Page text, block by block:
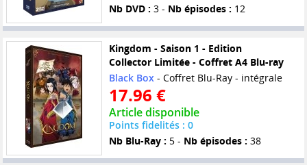
Nb DVD : 3 - Nb épisodes : 12
Kingdom - Saison 1 - Edition
Collector Limitée - Coffret A4 Blu-ray
Black Box- Coffret Blu-Ray - intégrale
17.96 €
Article disponible
Points fidelités : 0
Nb Blu-Ray : 5 - Nb épisodes : 38